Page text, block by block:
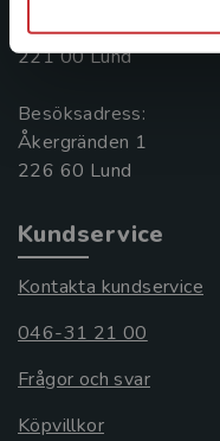
Box 141
221 00 Lund
Besöksadress:
Åkergränden 1
Kundservice
Kontakta kundservice
046-31 21 00
Frågor och svar
Köpvillkor